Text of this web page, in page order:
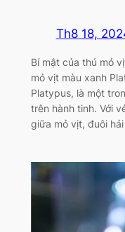
Th8 18,
Bí mật của thú mỏ
mỏ vịt màu xanh
Platypus, là một
trên hành tinh. Với
giữa mỏ vịt, đuôi